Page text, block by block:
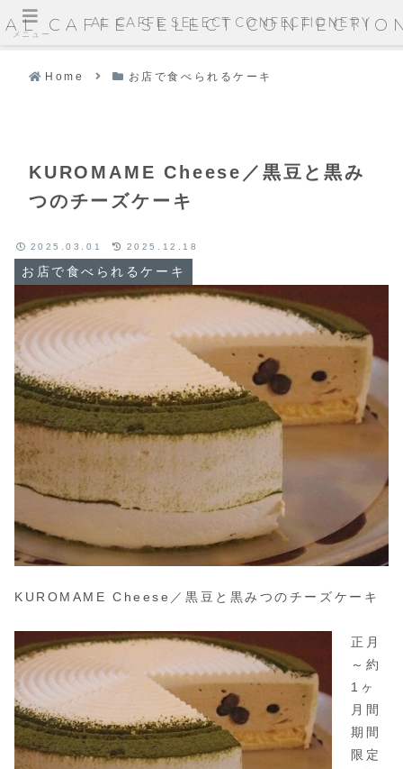
AL CAFFE SELECT
Home お店で食べられるケーキ
KUROMAME Cheese／黒豆と黒み
つのチーズケーキ
お店で食べられるケーキ
2025.03.01 2025.12.18
KUROMAME Cheese／黒豆と黒みつのチーズケーキ
正月
～約
1ヶ
月間
期間
限定
メニュー
AL CAFFE SELECT CONFECTIONERY